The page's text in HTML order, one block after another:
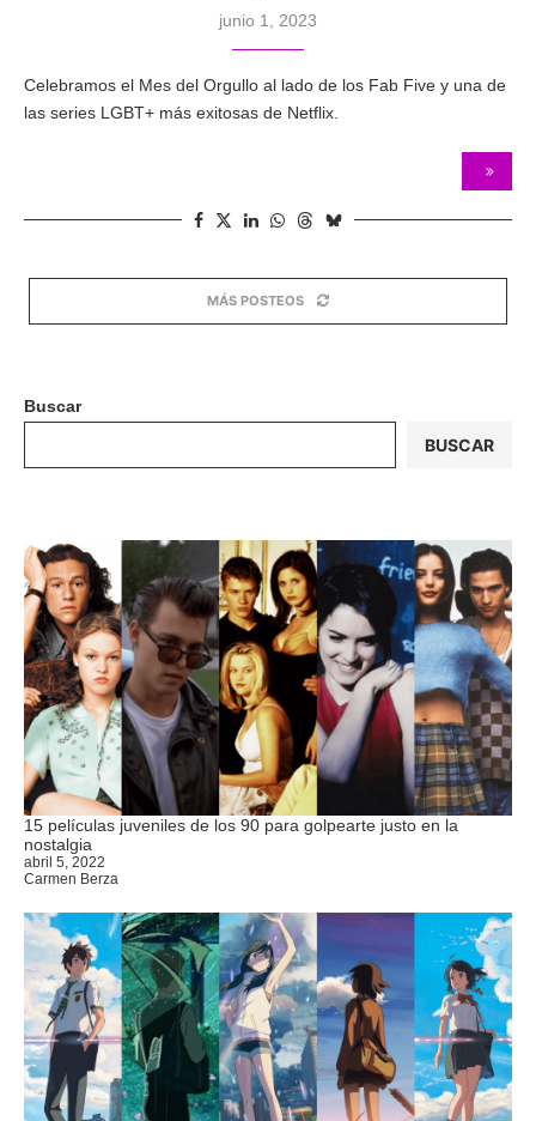
junio 1, 2023
Celebramos el Mes del Orgullo al lado de los Fab Five y una de
las series LGBT+ más exitosas de Netflix.
MÁS POSTEOS
Buscar
BUSCAR
15 películas juveniles de los 90 para golpearte justo en la
nostalgia
abril 5, 2022
Carmen Berza